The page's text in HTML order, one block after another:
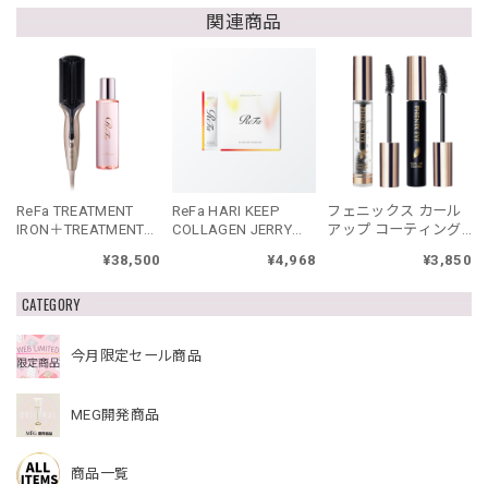
CATEGORY
今月限定セール商品
MEG開発商品
商品一覧
関連商品
ReFa TREATMENT
IRON＋TREATMENT
トリートメントアイ
¥38,500
ReFa HARI KEEP
COLLAGEN JERRY
ラーゲンゼリー¥4,968
フェニックス カール
アップ コーティング
¥3,850